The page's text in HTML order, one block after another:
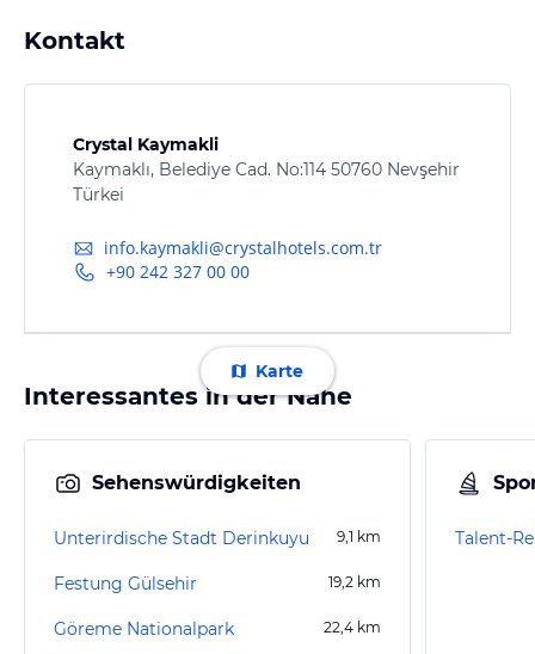
Kontakt
Crystal Kaymakli
Kaymaklı, Belediye Cad. No:114 50760 Nevşehir
Türkei
info.kaymakli@crystalhotels.com.tr
+90 242 327 00 00
Karte
Interessantes in der Nähe
Sehenswürdigkeiten
Unterirdische Stadt Derinkuyu 9,1 km
Festung Gülsehir 19,2 km
Göreme Nationalpark 22,4 km
Talent-